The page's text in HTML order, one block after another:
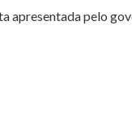
apresentada pelo